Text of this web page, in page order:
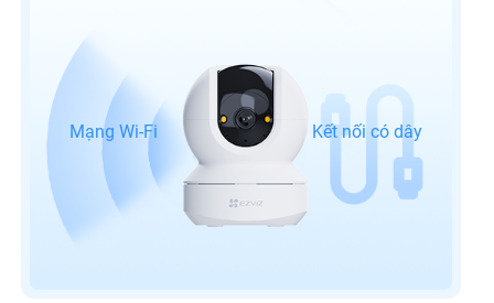
Mạng Wi-Fi Kết nối có dây